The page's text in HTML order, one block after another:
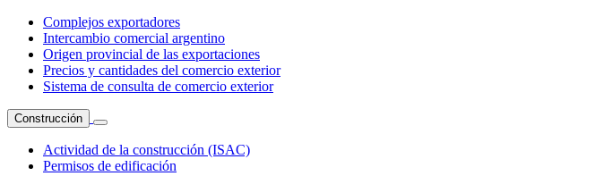
Complejos exportadores
Intercambio comercial argentino
Origen provincial de las exportaciones
Precios y cantidades del comercio exterior
Sistema de consulta de comercio exterior
Construcción
Actividad de la construcción (ISAC)
Permisos de edificación